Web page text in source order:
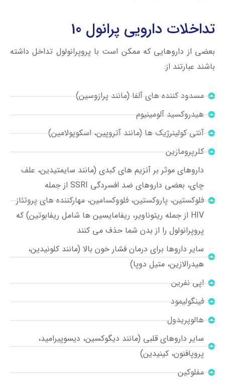
تداخلات دارویی پرانول 10
بعضی از داروهایی که ممکن است با پروپرانولول تداخل داشته
باشند عبارتند از:
مسدود کننده های آلفا (مانند پرازوسین)
هیدروکسید آلومینیوم
آنتی کولینرژیک ها (مانند آتروپین، اسکوپولامین)
کلرپرومازین
داروهای موثر بر آنزیم های کبدی (مانند سایمتیدین، علف
چای، بعضی داروهای ضد افسردگی SSRI از جمله
فلوکستین، پاروکستین، فلووکسامین، مهارکننده ‌های پروتئاز
HIV از جمله ریتوناویر، ریفامایسین ‌ها شامل ریفابوتین) که
پروپرانولول را از بدن شما حذف می کنند
سایر داروها برای درمان فشار خون بالا (مانند کلونیدین،
هیدرالازین، متیل دوپا)
اپی نفرین
فینگولیمود
هالوپریدول
سایر داروهای قلبی (مانند دیگوکسین، دیسوپیرامید،
پروپافنون، کینیدین)
مفلوکین